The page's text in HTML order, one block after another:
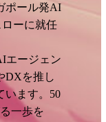
ポール発AI
ローに就任
エージェン
DXを推し
います。50
一歩を